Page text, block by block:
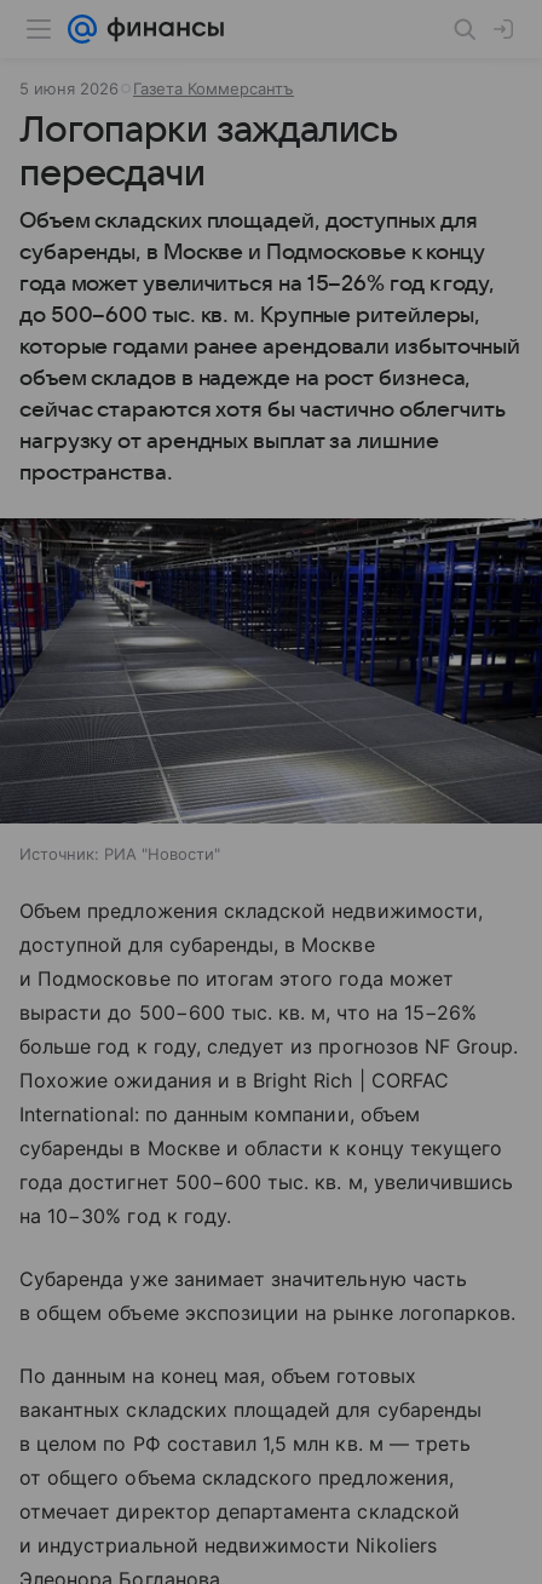
5 июня 2026 Газета Коммерсантъ
Логопарки заждались
пересдачи
Объем складских площадей, доступных для
субаренды, в Москве и Подмосковье к концу
года может увеличиться на 15–26% год к году,
до 500–600 тыс. кв. м. Крупные ритейлеры,
которые годами ранее арендовали избыточный
объем складов в надежде на рост бизнеса,
сейчас стараются хотя бы частично облегчить
нагрузку от арендных выплат за лишние
пространства.
Источник: РИА "Новости"
Объем предложения складской недвижимости,
доступной для субаренды, в Москве
и Подмосковье по итогам этого года может
вырасти до 500−600 тыс. кв. м, что на 15−26%
больше год к году, следует из прогнозов NF Group.
Похожие ожидания и в Bright Rich | CORFAC
International: по данным компании, объем
субаренды в Москве и области к концу текущего
года достигнет 500−600 тыс. кв. м, увеличившись
на 10−30% год к году.
Субаренда уже занимает значительную часть
в общем объеме экспозиции на рынке логопарков.
По данным на конец мая, объем готовых
вакантных складских площадей для субаренды
в целом по РФ составил 1,5 млн кв. м — треть
от общего объема складского предложения,
отмечает директор департамента складской
и индустриальной недвижимости Nikoliers